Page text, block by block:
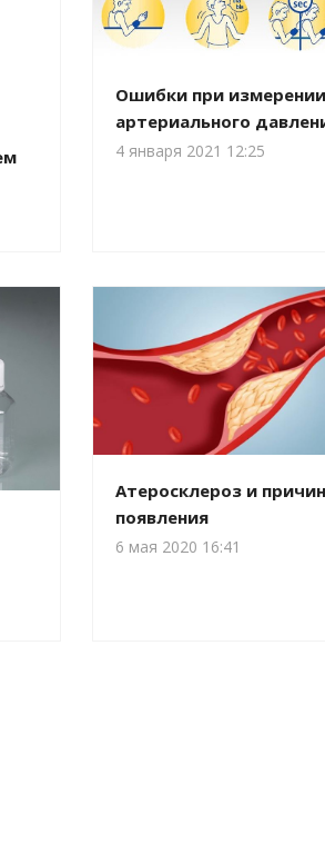
Ошибки при измерении
артериального
4 января 2021 12:25
Атеросклероз и
появления
6 мая 2020 16:41